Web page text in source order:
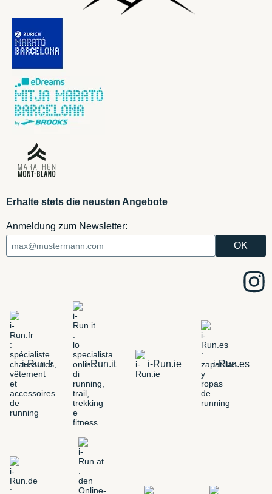
Erhalte stets die neusten Angebote
Anmeldung zum Newsletter:
i-Run.fr i-Run.it i-Run.ie i-Run.es